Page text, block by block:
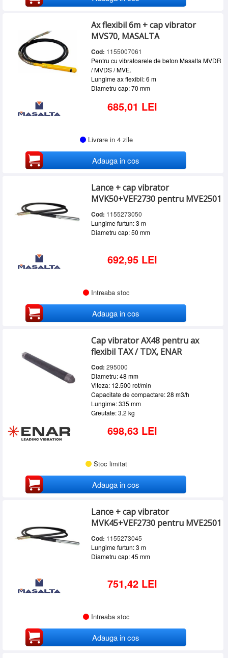
Ax flexibil 6m + cap vibrator
MVS70, MASALTA
Cod: 1155007061
Pentru cu vibratoarele de beton Masalta MVDR
/ MVDS / MVE.
Lungime ax flexibil: 6 m
Diametru cap: 70 mm
685,01 LEI
Livrare in 4 zile
Adauga in cos
Lance + cap vibrator
MVK50+VEF2730 pentru MVE2501
Cod: 1155273050
Lungime furtun: 3 m
Diametru cap: 50 mm
692,95 LEI
Intreaba stoc
Adauga in cos
Cap vibrator AX48 pentru ax
flexibil TAX / TDX, ENAR
Cod: 295000
Diametru: 48 mm
Viteza: 12.500 rot/min
Capacitate de compactare: 28 m3/h
Lungime: 335 mm
Greutate: 3.2 kg
698,63 LEI
Stoc limitat
Adauga in cos
Lance + cap vibrator
MVK45+VEF2730 pentru MVE2501
Cod: 1155273045
Lungime furtun: 3 m
Diametru cap: 45 mm
751,42 LEI
Intreaba stoc
Adauga in cos